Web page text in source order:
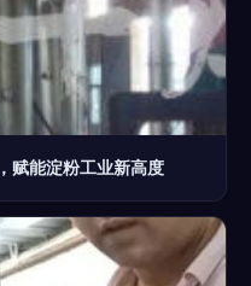
赋能淀粉工业新高度